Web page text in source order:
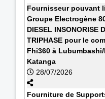
Fournisseur pouvant
Groupe Electrogène
DIESEL INSONORISE
TRIPHASE pour le
Fhi360 à
Katanga
28/07/2026
Fourniture de